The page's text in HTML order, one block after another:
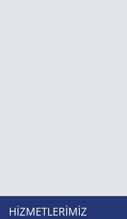
HIZMETLERIMIZ